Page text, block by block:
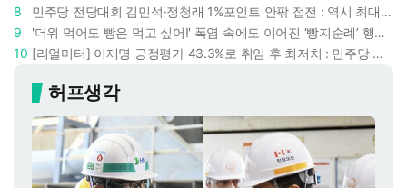
8
민주당 전당대회 김민석·정청래 1%포인트 안팎 접전 : 역시 최대 승부처는 호남과 수도권
9
'더위 먹어도 빵은 먹고 싶어!' 폭염 속에도 이어진 ‘빵지순례’ 행렬 : 성심당이 대기 손님 위해 준비한 것들
10
[리얼미터] 이재명 긍정평가 43.3%로 취임 후 최저치 : 민주당 지지도보다 대통령 지지율 낮아졌다
허프생각